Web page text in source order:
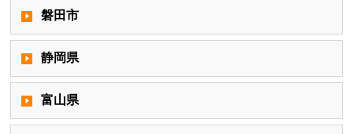
磐田市
静岡県
富山県